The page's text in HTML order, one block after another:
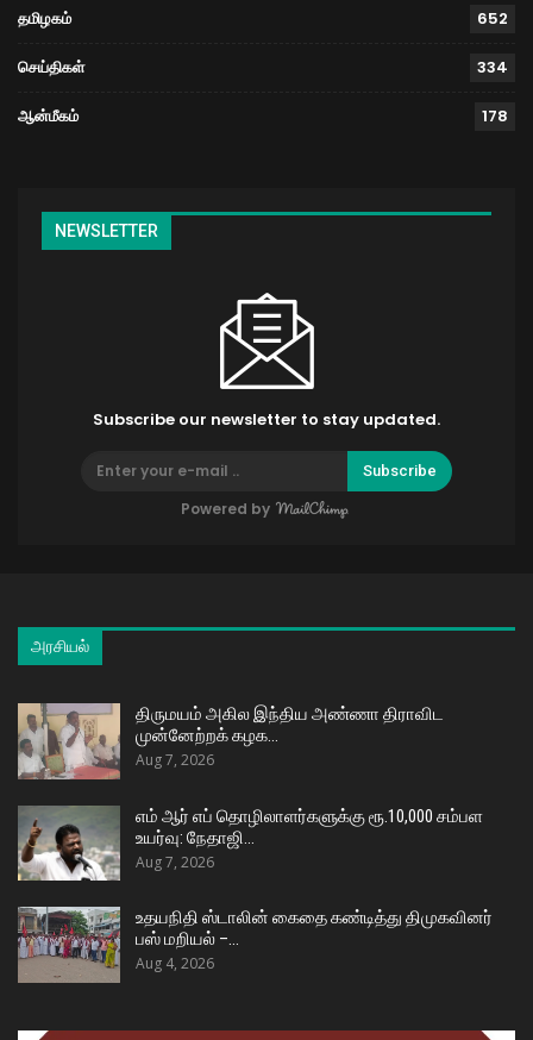
தமிழகம் 652
செய்திகள் 334
ஆன்மீகம் 178
NEWSLETTER
Subscribe our newsletter to stay updated.
Subscribe
Powered by
அரசியல்
திருமயம் அகில இந்திய அண்ணா திராவிட
முன்னேற்றக் கழக…
Aug 7, 2026
எம் ஆர் எப் தொழிலாளர்களுக்கு ரூ.10,000 சம்பள
உயர்வு: நேதாஜி…
Aug 7, 2026
உதயநிதி ஸ்டாலின் கைதை கண்டித்து திமுகவினர்
பஸ் மறியல் –…
Aug 4, 2026